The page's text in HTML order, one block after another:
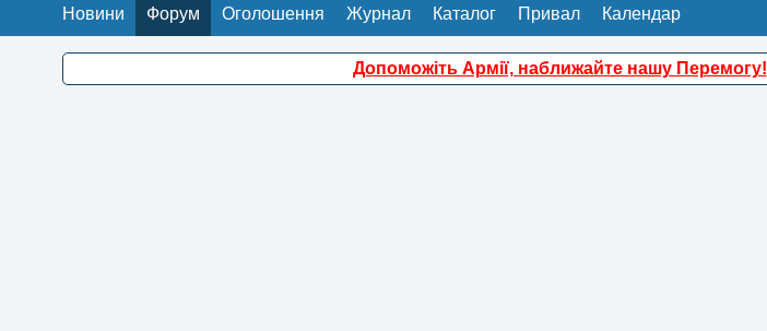
Новини Форум Оголошення Журнал Каталог Привал Календар
Допоможіть Армії, наближайте нашу Перемогу!